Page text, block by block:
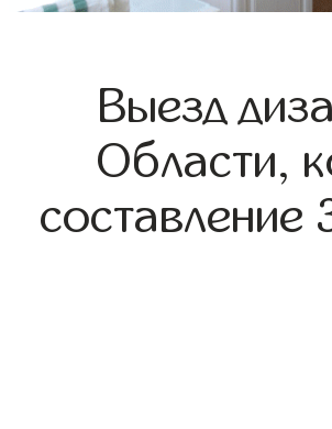
Выезд
Области,
составление